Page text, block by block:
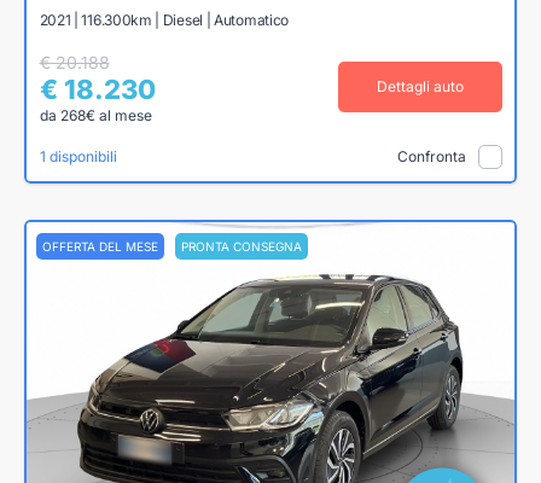
2021 | 116.300km | Diesel | Automatico
€ 20.188
€ 18.230
da 268€ al mese
Dettagli auto
1 disponibili Confronta
OFFERTA DEL MESE PRONTA CONSEGNA